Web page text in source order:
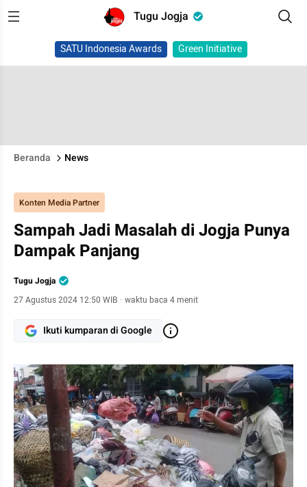
Tugu Jogja
SATU Indonesia Awards Green Initiative
Beranda News
Konten Media Partner
Sampah Jadi Masalah di Jogja Punya
Dampak Panjang
Tugu Jogja
27 Agustus 2024 12:50 WIB · waktu baca 4 menit
Ikuti kumparan di Google